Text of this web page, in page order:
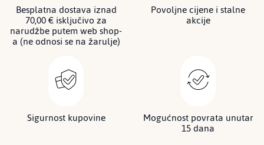
Besplatna dostava iznad
70,00 € isključivo za
narudžbe putem web shop-
a (ne odnosi se na žarulje)
Povoljne cijene i stalne
akcije
Sigurnost kupovine Mogućnost povrata unutar
15 dana